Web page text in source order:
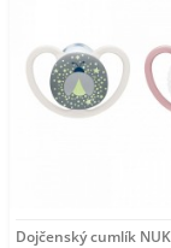
Dojčenský cumlík